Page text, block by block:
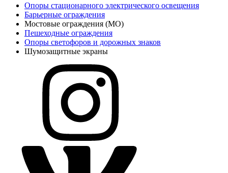
Опоры стационарного электрического освещения
Барьерные ограждения
Мостовые ограждения (МО)
Пешеходные ограждения
Опоры светофоров и дорожных знаков
Шумозащитные экраны